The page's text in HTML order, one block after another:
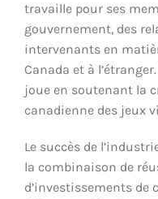
travaille pour ses
gouvernement, des
intervenants en
Canada et à
joue en soutenant la
canadienne des jeux
Le succès de
la combinaison de
d’investissements de